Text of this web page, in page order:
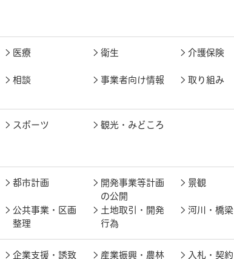
医療 衛生 介護保険
相談 事業者向け情報 取り組み
スポーツ 観光・みどころ
都市計画
開発事業等計画
の公開
景観
公共事業・区画
整理
土地取引・開発
行為
河川・橋梁
企業支援・誘致 産業振興・農林 入札・契約